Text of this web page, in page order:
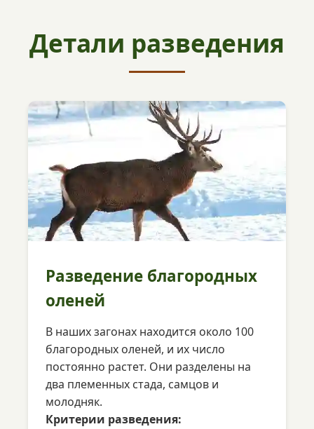
Детали разведения
Разведение благородных
оленей
В наших загонах находится около 100
благородных оленей, и их число
постоянно растет. Они разделены на
два племенных стада, самцов и
молодняк.
Критерии разведения: